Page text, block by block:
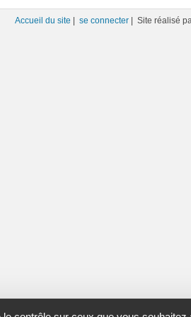
Accueil du site | se connecter | Site réalisé